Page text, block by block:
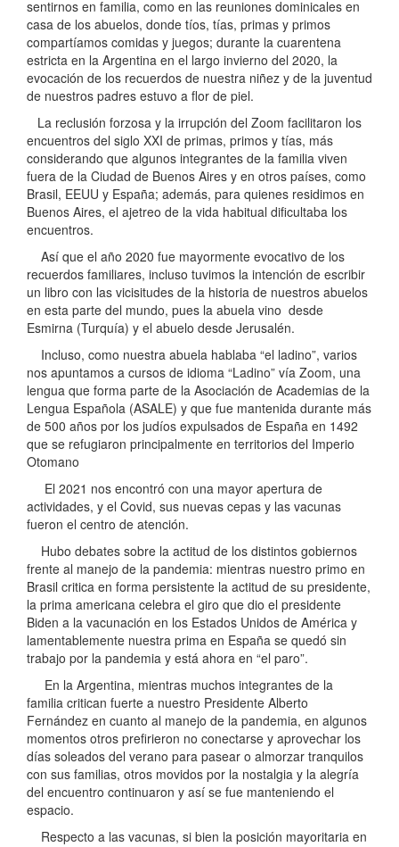
sentirnos en familia, como en las reuniones dominicales en
casa de los abuelos, donde tíos, tías, primas y primos
compartíamos comidas y juegos; durante la cuarentena
estricta en la Argentina en el largo invierno del 2020, la
evocación de los recuerdos de nuestra niñez y de la juventud
de nuestros padres estuvo a flor de piel.
La reclusión forzosa y la irrupción del Zoom facilitaron los
encuentros del siglo XXI de primas, primos y tías, más
considerando que algunos integrantes de la familia viven
fuera de la Ciudad de Buenos Aires y en otros países, como
Brasil, EEUU y España; además, para quienes residimos en
Buenos Aires, el ajetreo de la vida habitual dificultaba los
encuentros.
Así que el año 2020 fue mayormente evocativo de los
recuerdos familiares, incluso tuvimos la intención de escribir
un libro con las vicisitudes de la historia de nuestros abuelos
en esta parte del mundo, pues la abuela vino desde
Esmirna (Turquía) y el abuelo desde Jerusalén.
Incluso, como nuestra abuela hablaba “el ladino”, varios
nos apuntamos a cursos de idioma “Ladino” vía Zoom, una
lengua que forma parte de la Asociación de Academias de la
Lengua Española (ASALE) y que fue mantenida durante más
de 500 años por los judíos expulsados de España en 1492
que se refugiaron principalmente en territorios del Imperio
Otomano
El 2021 nos encontró con una mayor apertura de
actividades, y el Covid, sus nuevas cepas y las vacunas
fueron el centro de atención.
Hubo debates sobre la actitud de los distintos gobiernos
frente al manejo de la pandemia: mientras nuestro primo en
Brasil critica en forma persistente la actitud de su presidente,
la prima americana celebra el giro que dio el presidente
Biden a la vacunación en los Estados Unidos de América y
lamentablemente nuestra prima en España se quedó sin
trabajo por la pandemia y está ahora en “el paro”.
En la Argentina, mientras muchos integrantes de la
familia critican fuerte a nuestro Presidente Alberto
Fernández en cuanto al manejo de la pandemia, en algunos
momentos otros prefirieron no conectarse y aprovechar los
días soleados del verano para pasear o almorzar tranquilos
con sus familias, otros movidos por la nostalgia y la alegría
del encuentro continuaron y así se fue manteniendo el
espacio.
Respecto a las vacunas, si bien la posición mayoritaria en